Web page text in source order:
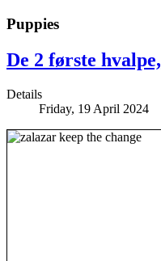
Puppies
De 2 første
Details
Friday, 19 April 2024